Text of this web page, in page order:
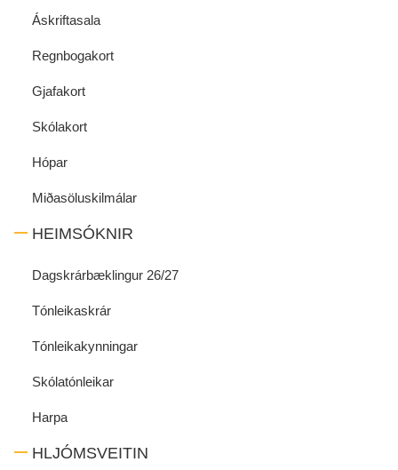
Áskriftasala
Regnbogakort
Gjafakort
Skólakort
Hópar
Miðasöluskilmálar
HEIMSÓKNIR
Dagskrárbæklingur 26/27
Tónleikaskrár
Tónleikakynningar
Skólatónleikar
Harpa
HLJÓMSVEITIN